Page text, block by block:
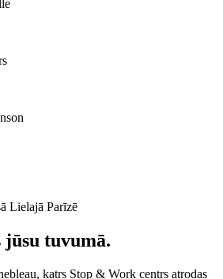
Lielajā Parīzē
jūsu tuvumā.
katrs Stop & Work centrs atrodas